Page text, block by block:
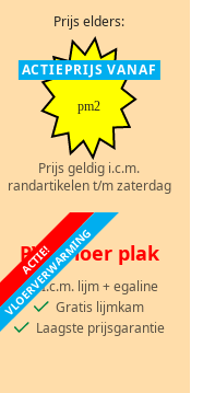
Prijs elders:
ACTIEPRIJS VANAF
pm2
Prijs geldig i.c.m.
randartikelen t/m zaterdag
ACTIE!
VLOERVERWARMING
PVC-vloer plak
I.c.m. lijm + egaline
Gratis lijmkam
Laagste prijsgarantie